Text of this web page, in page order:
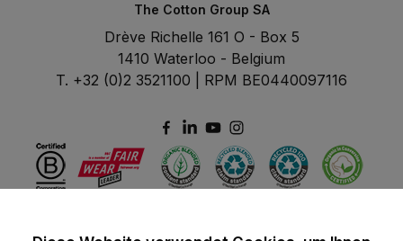
The Cotton Group SA
Drève Richelle 161 O - Box 5
1410 Waterloo - Belgium
T. +32 (0)2 3521100 | RPM BE0440097116